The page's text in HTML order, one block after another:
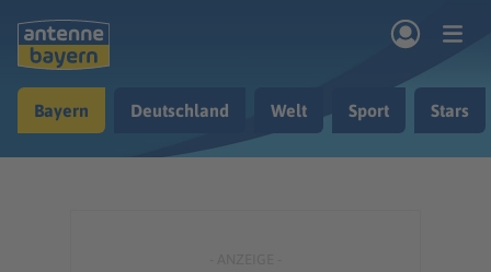
Musik & Radio
Bayern Deutschland Welt Sport Stars